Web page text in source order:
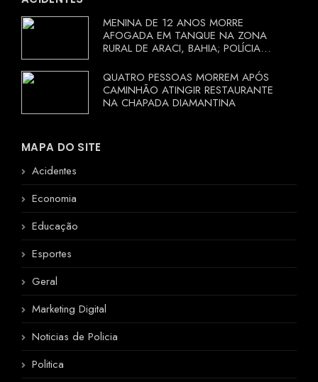
MENINA DE 12 ANOS MORRE
AFOGADA EM TANQUE NA ZONA
RURAL DE ARACI, BAHIA; POLÍCIA
QUATRO PESSOAS MORREM APÓS
CAMINHÃO ATINGIR RESTAURANTE
NA CHAPADA DIAMANTINA
MAPA DO SITE
Acidentes
Economia
Educação
Esportes
Geral
Marketing Digital
Noticias de Policia
Politica